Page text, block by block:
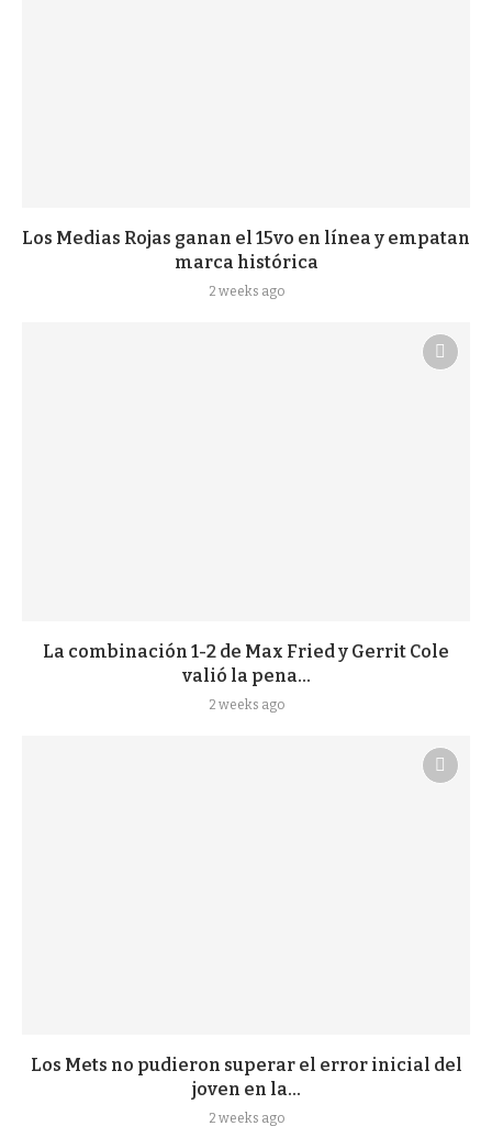
Los Medias Rojas ganan el 15vo en línea y empatan
marca histórica
2 weeks ago
La combinación 1-2 de Max Fried y Gerrit Cole
valió la pena...
2 weeks ago
Los Mets no pudieron superar el error inicial del
joven en la...
2 weeks ago